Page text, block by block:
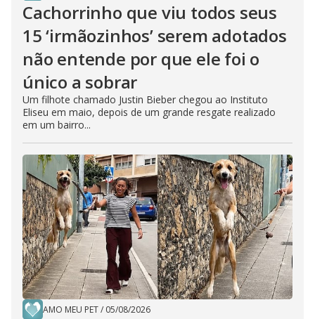
Cachorrinho que viu todos seus
15 ‘irmãozinhos’ serem adotados
não entende por que ele foi o
único a sobrar
Um filhote chamado Justin Bieber chegou ao Instituto
Eliseu em maio, depois de um grande resgate realizado
em um bairro...
AMO MEU PET/ 05/08/2026